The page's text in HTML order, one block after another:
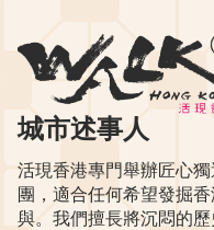
城市述事人
活現香港專門舉辦匠心
團，適合任何希望發掘
與。我們擅長將沉悶的